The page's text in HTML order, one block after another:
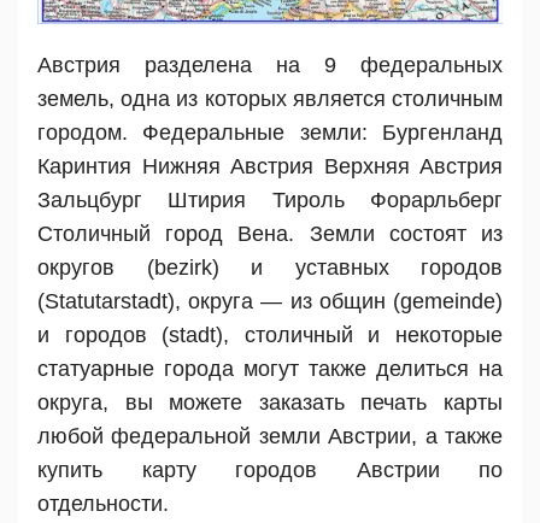
Австрия разделена на 9 федеральных
земель, одна из которых является столичным
городом. Федеральные земли: Бургенланд
Каринтия Нижняя Австрия Верхняя Австрия
Зальцбург Штирия Тироль Форарльберг
Столичный город Вена. Земли состоят из
округов (bezirk) и уставных городов
(Statutarstadt), округа — из общин (gemeinde)
и городов (stadt), столичный и некоторые
статуарные города могут также делиться на
округа, вы можете заказать печать карты
любой федеральной земли Австрии, а также
купить карту городов Австрии по
отдельности.